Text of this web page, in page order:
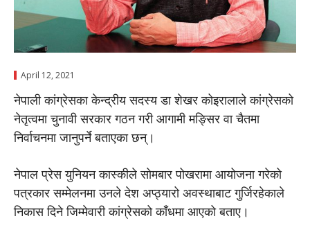
April 12, 2021
नेपाली कांग्रेसका केन्द्रीय सदस्य डा शेखर कोइरालाले कांग्रेसको
नेतृत्वमा चुनावी सरकार गठन गरी आगामी मङ्सिर वा चैतमा
निर्वाचनमा जानुपर्ने बताएका छन्।
नेपाल प्रेस युनियन कास्कीले साेमबार पोखरामा आयोजना गरेको
पत्रकार सम्मेलनमा उनले देश अप्ठ्यारो अवस्थाबाट गुर्जिरहेकाले
निकास दिने जिम्मेवारी कांग्रेसको काँधमा आएको बताए।